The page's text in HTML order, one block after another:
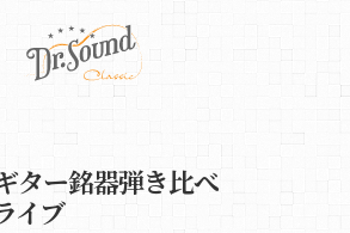
ター銘器弾き比べ
イブ